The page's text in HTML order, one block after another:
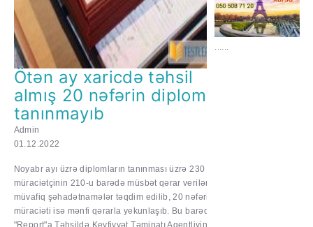
Ötən ay xaricdə təhsil
almış 20 nəfərin diplomu
tanınmayıb
Admin
01.12.2022
Noyabr ayı üzrə diplomların tanınması üzrə 230
müraciətçinin 210-u barədə müsbət qərar verilərək
müvafiq şəhadətnamələr təqdim edilib, 20 nəfərin
müraciəti isə mənfi qərarla yekunlaşıb. Bu barədə
......